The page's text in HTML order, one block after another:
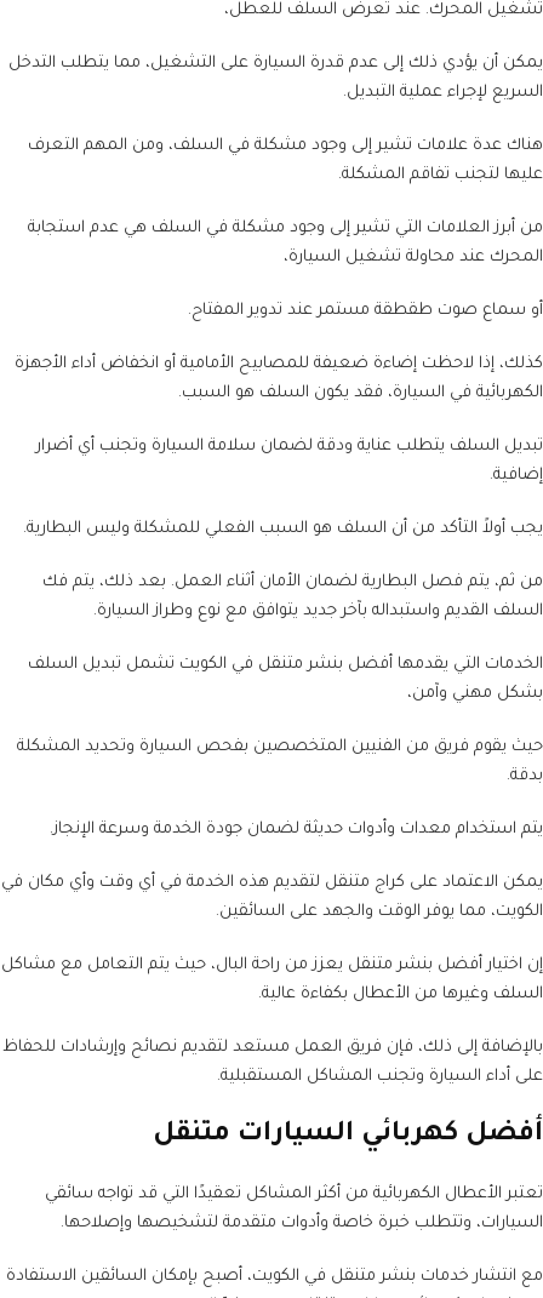
تشغيل المحرك. عند تعرض السلف للعطل،
يمكن أن يؤدي ذلك إلى عدم قدرة السيارة على التشغيل، مما يتطلب التدخل
السريع لإجراء عملية التبديل.
هناك عدة علامات تشير إلى وجود مشكلة في السلف، ومن المهم التعرف
عليها لتجنب تفاقم المشكلة.
من أبرز العلامات التي تشير إلى وجود مشكلة في السلف هي عدم استجابة
المحرك عند محاولة تشغيل السيارة،
أو سماع صوت طقطقة مستمر عند تدوير المفتاح.
كذلك، إذا لاحظت إضاءة ضعيفة للمصابيح الأمامية أو انخفاض أداء الأجهزة
الكهربائية في السيارة، فقد يكون السلف هو السبب.
تبديل السلف يتطلب عناية ودقة لضمان سلامة السيارة وتجنب أي أضرار
إضافية.
يجب أولاً التأكد من أن السلف هو السبب الفعلي للمشكلة وليس البطارية.
من ثم، يتم فصل البطارية لضمان الأمان أثناء العمل. بعد ذلك، يتم فك
السلف القديم واستبداله بآخر جديد يتوافق مع نوع وطراز السيارة.
الخدمات التي يقدمها أفضل بنشر متنقل في الكويت تشمل تبديل السلف
بشكل مهني وآمن،
حيث يقوم فريق من الفنيين المتخصصين بفحص السيارة وتحديد المشكلة
بدقة.
يتم استخدام معدات وأدوات حديثة لضمان جودة الخدمة وسرعة الإنجاز.
يمكن الاعتماد على كراج متنقل لتقديم هذه الخدمة في أي وقت وأي مكان في
الكويت، مما يوفر الوقت والجهد على السائقين.
إن اختيار أفضل بنشر متنقل يعزز من راحة البال، حيث يتم التعامل مع مشاكل
السلف وغيرها من الأعطال بكفاءة عالية.
بالإضافة إلى ذلك، فإن فريق العمل مستعد لتقديم نصائح وإرشادات للحفاظ
على أداء السيارة وتجنب المشاكل المستقبلية.
أفضل كهربائي السيارات متنقل
تعتبر الأعطال الكهربائية من أكثر المشاكل تعقيدًا التي قد تواجه سائقي
السيارات، وتتطلب خبرة خاصة وأدوات متقدمة لتشخيصها وإصلاحها.
مع انتشار خدمات بنشر متنقل في الكويت، أصبح بإمكان السائقين الاستفادة